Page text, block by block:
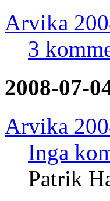
Arvika
3
2008-07-
Arvika
Inga
Patrik